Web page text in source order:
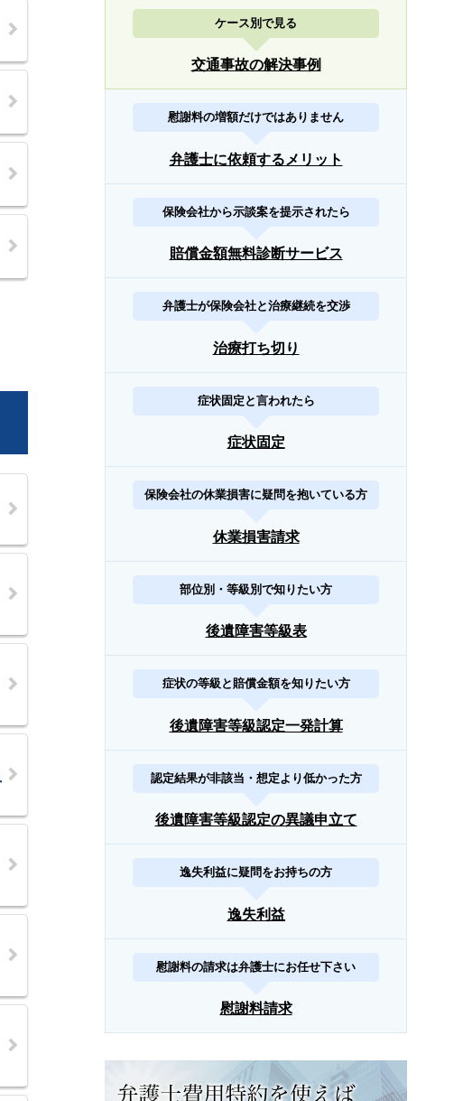
ケース別で見る
交通事故の解決事例
慰謝料の増額だけではありません
弁護士に依頼するメリット
保険会社から示談案を提示されたら
賠償金額無料診断サービス
弁護士が保険会社と治療継続を交渉
治療打ち切り
症状固定と言われたら
症状固定
保険会社の休業損害に疑問を抱いている方
休業損害請求
部位別・等級別で知りたい方
後遺障害等級表
症状の等級と賠償金額を知りたい方
後遺障害等級認定一発計算
認定結果が非該当・想定より低かった方
後遺障害等級認定の異議申立て
逸失利益に疑問をお持ちの方
逸失利益
慰謝料の請求は弁護士にお任せ下さい
慰謝料請求